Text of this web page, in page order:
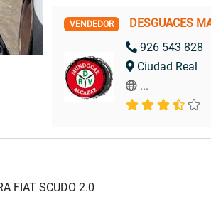
VENDEDOR
DESGUACES
926 543 828
Ciudad Real
...
FIAT SCUDO 2.0